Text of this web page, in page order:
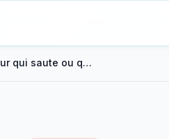
Disjoncteur qui saute ou qui ne remonte pas : 7 causes et solutions